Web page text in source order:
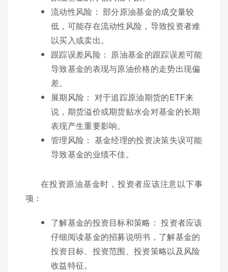
流动性风险： 部分原油基金的成交量较
低，可能存在流动性风险，导致投资者难
以买入或卖出。
跟踪误差风险： 原油基金的跟踪误差可能
导致基金的表现与原油价格的走势出现偏
差。
展期风险： 对于追踪原油期货的ETF来
说，期货溢价或期货贴水会对基金的长期
表现产生重要影响。
管理风险： 基金经理的投资决策失误可能
导致基金的业绩不佳。
在投资原油基金时，投资者应该注意以下事
项：
了解基金的投资目标和策略： 投资者应该
仔细阅读基金的招募说明书，了解基金的
投资目标、投资范围、投资策略以及风险
收益特征。